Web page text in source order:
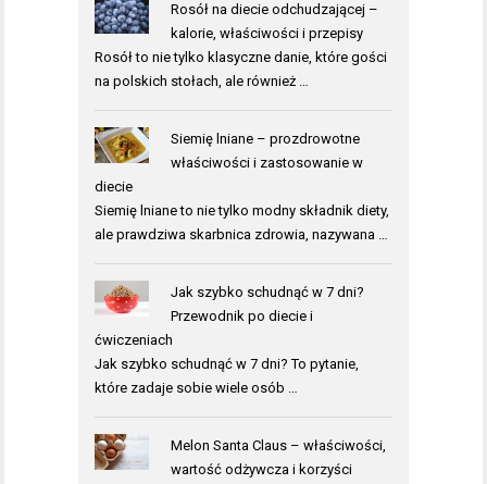
Rosół na diecie odchudzającej –
kalorie, właściwości i przepisy
Rosół to nie tylko klasyczne danie, które gości
na polskich stołach, ale również …
Siemię lniane – prozdrowotne
właściwości i zastosowanie w
diecie
Siemię lniane to nie tylko modny składnik diety,
ale prawdziwa skarbnica zdrowia, nazywana …
Jak szybko schudnąć w 7 dni?
Przewodnik po diecie i
ćwiczeniach
Jak szybko schudnąć w 7 dni? To pytanie,
które zadaje sobie wiele osób …
Melon Santa Claus – właściwości,
wartość odżywcza i korzyści